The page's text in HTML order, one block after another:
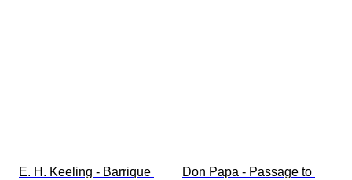
E. H. Keeling - Barrique
Don Papa - Passage to